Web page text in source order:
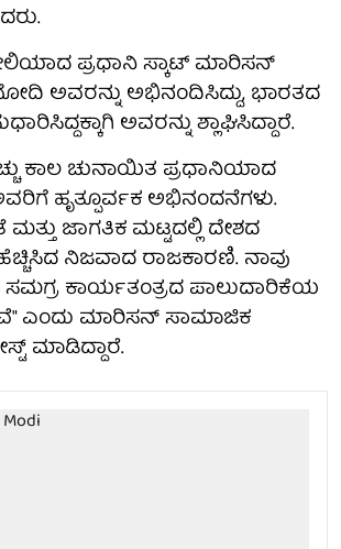
ಪ್ರಧಾನಿ ಸ್ಕಾಟ್ ಮಾರಿಸನ್
ಅವರನ್ನು ಅಭಿನಂದಿಸಿದ್ದು, ಭಾರತದ
ಅವರನ್ನು ಶ್ಲಾಘಿಸಿದ್ದಾರೆ.
ಕಾಲ ಚುನಾಯಿತ ಪ್ರಧಾನಿಯಾದ
ಹೃತ್ಪೂರ್ವಕ ಅಭಿನಂದನೆಗಳು.
ಜಾಗತಿಕ ಮಟ್ಟದಲ್ಲಿ ದೇಶದ
ನಿಜವಾದ ರಾಜಕಾರಣಿ. ನಾವು
ಸಮಗ್ರ ಕಾರ್ಯತಂತ್ರದ ಪಾಲುದಾರಿಕೆಯ
ಎಂದು ಮಾರಿಸನ್ ಸಾಮಾಜಿಕ
ಮಾಡಿದ್ದಾರೆ.